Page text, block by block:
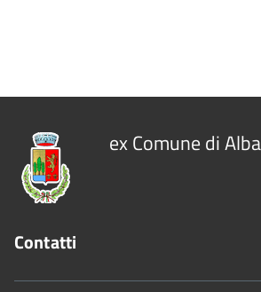
ex Comune di
Contatti